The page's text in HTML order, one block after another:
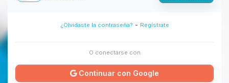
¿Olvidaste la contraseña? - Regístrate
O conectarse con
Continuar con Google